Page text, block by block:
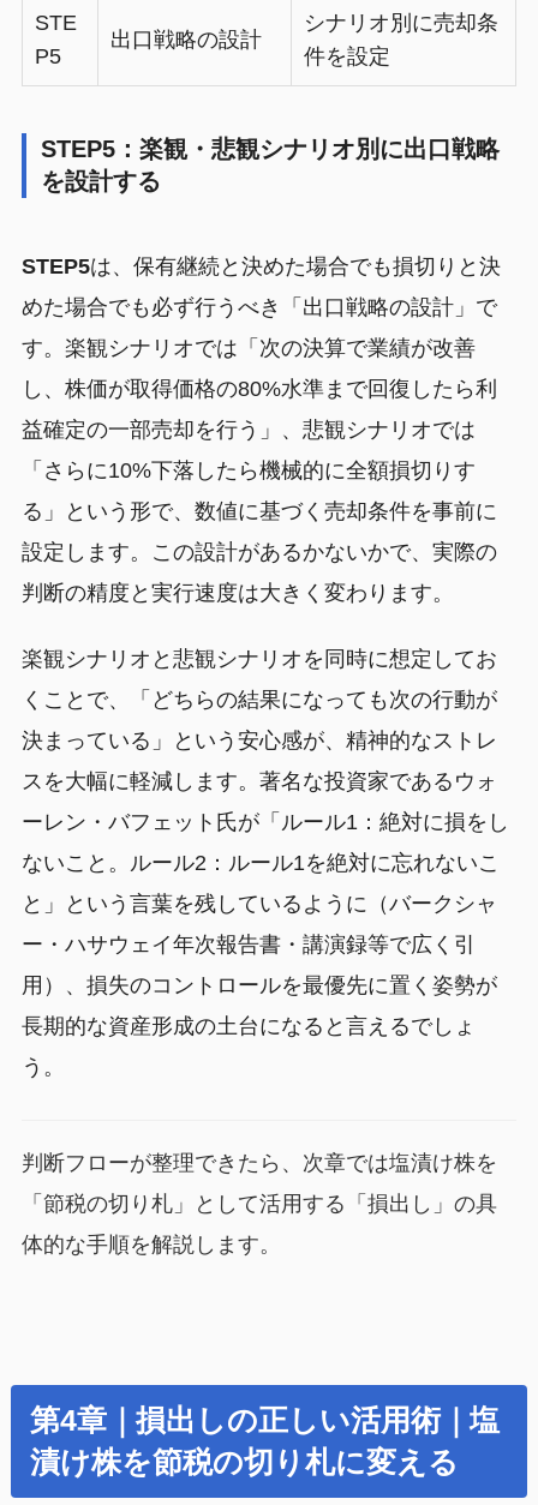
STE
P5
出口戦略の設計
シナリオ別に売却条
件を設定
STEP5：楽観・悲観シナリオ別に出口戦略
を設計する
STEP5は、保有継続と決めた場合でも損切りと決
めた場合でも必ず行うべき「出口戦略の設計」で
す。楽観シナリオでは「次の決算で業績が改善
し、株価が取得価格の80%水準まで回復したら利
益確定の一部売却を行う」、悲観シナリオでは
「さらに10%下落したら機械的に全額損切りす
る」という形で、数値に基づく売却条件を事前に
設定します。この設計があるかないかで、実際の
判断の精度と実行速度は大きく変わります。
楽観シナリオと悲観シナリオを同時に想定してお
くことで、「どちらの結果になっても次の行動が
決まっている」という安心感が、精神的なストレ
スを大幅に軽減します。著名な投資家であるウォ
ーレン・バフェット氏が「ルール1：絶対に損をし
ないこと。ルール2：ルール1を絶対に忘れないこ
と」という言葉を残しているように（バークシャ
ー・ハサウェイ年次報告書・講演録等で広く引
用）、損失のコントロールを最優先に置く姿勢が
長期的な資産形成の土台になると言えるでしょ
う。
判断フローが整理できたら、次章では塩漬け株を
「節税の切り札」として活用する「損出し」の具
体的な手順を解説します。
第4章｜損出しの正しい活用術｜塩
漬け株を節税の切り札に変える